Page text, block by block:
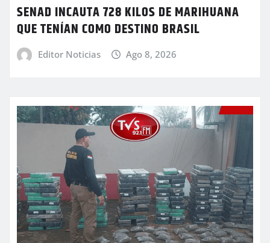
SENAD INCAUTA 728 KILOS DE MARIHUANA
QUE TENÍAN COMO DESTINO BRASIL
Editor Noticias Ago 8, 2026